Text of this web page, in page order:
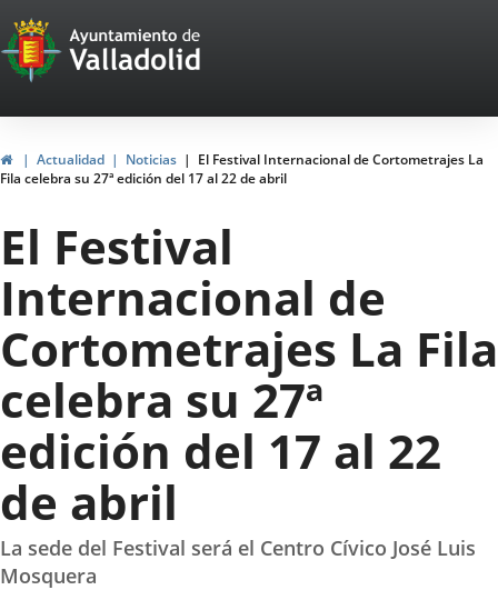
Portal
Web
del
Ayuntamiento
de
Valladolid
InicioActualidad Noticias
El Festival Internacional de Cortometrajes La
Fila celebra su 27ª edición del 17 al 22 de abril
El Festival
Internacional de
Cortometrajes La Fila
celebra su 27ª
edición del 17 al 22
de abril
La sede del Festival será el Centro Cívico José Luis
Mosquera